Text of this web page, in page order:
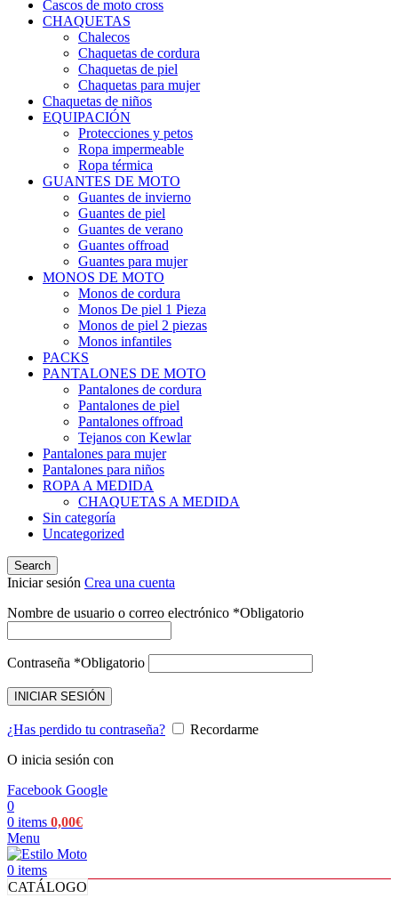
Cascos de moto cross
CHAQUETAS
Chalecos
Chaquetas de cordura
Chaquetas de piel
Chaquetas para mujer
Chaquetas de niños
EQUIPACIÓN
Protecciones y petos
Ropa impermeable
Ropa térmica
GUANTES DE MOTO
Guantes de invierno
Guantes de piel
Guantes de verano
Guantes offroad
Guantes para mujer
MONOS DE MOTO
Monos de cordura
Monos De piel 1 Pieza
Monos de piel 2 piezas
Monos infantiles
PACKS
PANTALONES DE MOTO
Pantalones de cordura
Pantalones de piel
Pantalones offroad
Tejanos con Kewlar
Pantalones para mujer
Pantalones para niños
ROPA A MEDIDA
CHAQUETAS A MEDIDA
Sin categoría
Uncategorized
Search
Iniciar sesión Crea una cuenta
Nombre de usuario o correo electrónico *Obligatorio
Contraseña *Obligatorio
INICIAR SESIÓN
¿Has perdido tu contraseña?
Recordarme
O inicia sesión con
Facebook Google
0
0 items 0,00€
Menu
0 items
CATÁLOGO